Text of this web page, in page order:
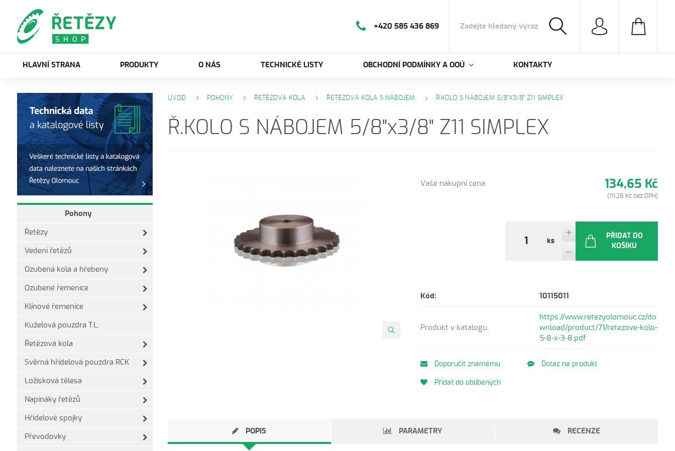
+420 585 436 869
HLAVNÍ STRANA PRODUKTY O NÁS TECHNICKÉ LISTY OBCHODNÍ PODMÍNKY A OOÚ KONTAKTY
Pohony
Řetězy
Vedení řetězů
Ozubená kola a hřebeny
Ozubené řemenice
Klínové řemenice
Kuželová pouzdra T.L.
Řetězová kola
Svěrná hřídelová pouzdra RCK
Ložisková tělesa
Napínáky řetězů
Hřídelové spojky
Převodovky
ÚVOD POHONY ŘETĚZOVÁ KOLA ŘETĚZOVÁ KOLA S NÁBOJEM Ř.KOLO S NÁBOJEM 5/8"X3/8" Z11 SIMPLEX
Ř.KOLO S NÁBOJEM 5/8"x3/8" Z11 SIMPLEX
Vaše nákupní cena 134,65 Kč
(111,28 Kč bez DPH)
ks
PŘIDAT DO
KOŠÍKU
Kód: 10115011
Produkt v katalogu:
https://www.retezyolomouc.cz/do
wnload/product/71/retezove-kolo-
5-8-x-3-8.pdf
Doporučit známému Dotaz na produkt
Přidat do oblíbených
POPIS PARAMETRY RECENZE